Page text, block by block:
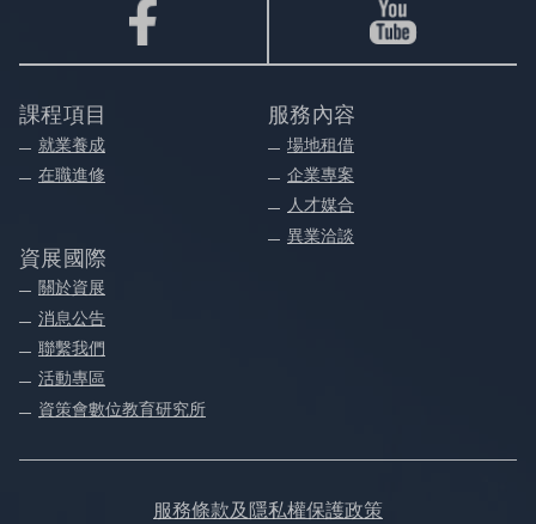
課程項目
就業養成
在職進修
服務內容
場地租借
企業專案
人才媒合
異業洽談
資展國際
關於資展
消息公告
聯繫我們
活動專區
資策會數位教育研究所
服務條款及隱私權保護政策